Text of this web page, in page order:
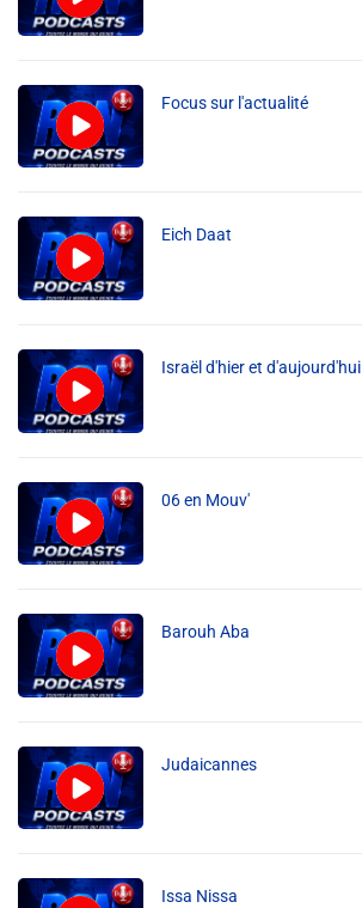
Département des Alpes Maritimes
Ma Région Sud
Focus sur l'actualité
Eich Daat
Israël d'hier et d'aujourd'hui
06 en Mouv'
Barouh Aba
Judaicannes
Issa Nissa